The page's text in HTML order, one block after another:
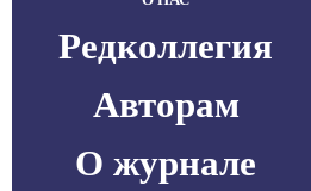
Редколлегия
Авторам
О журнале